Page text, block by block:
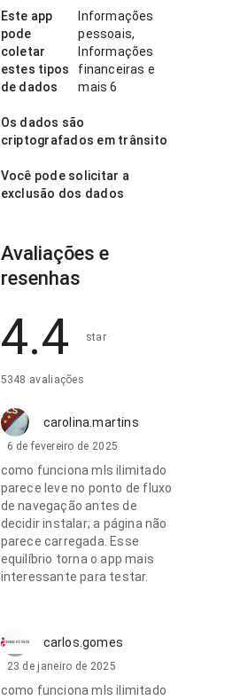
Este app
pode
coletar
estes tipos
de dados
Informações
pessoais,
Informações
financeiras e
mais 6
Os dados são
criptografados em trânsito
Você pode solicitar a
exclusão dos dados
Avaliações e
resenhas
4.4 star
5348 avaliações
carolina.martins
6 de fevereiro de 2025
como funciona mls ilimitado
parece leve no ponto de fluxo
de navegação antes de
decidir instalar; a página não
parece carregada. Esse
equilíbrio torna o app mais
interessante para testar.
carlos.gomes
23 de janeiro de 2025
como funciona mls ilimitado